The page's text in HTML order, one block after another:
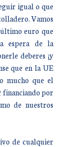
igual o que
Vamos
euro que
espera de la
deberes ¡y
que en la UE
mucho que el
financiando por
de nuestros
de cualquier